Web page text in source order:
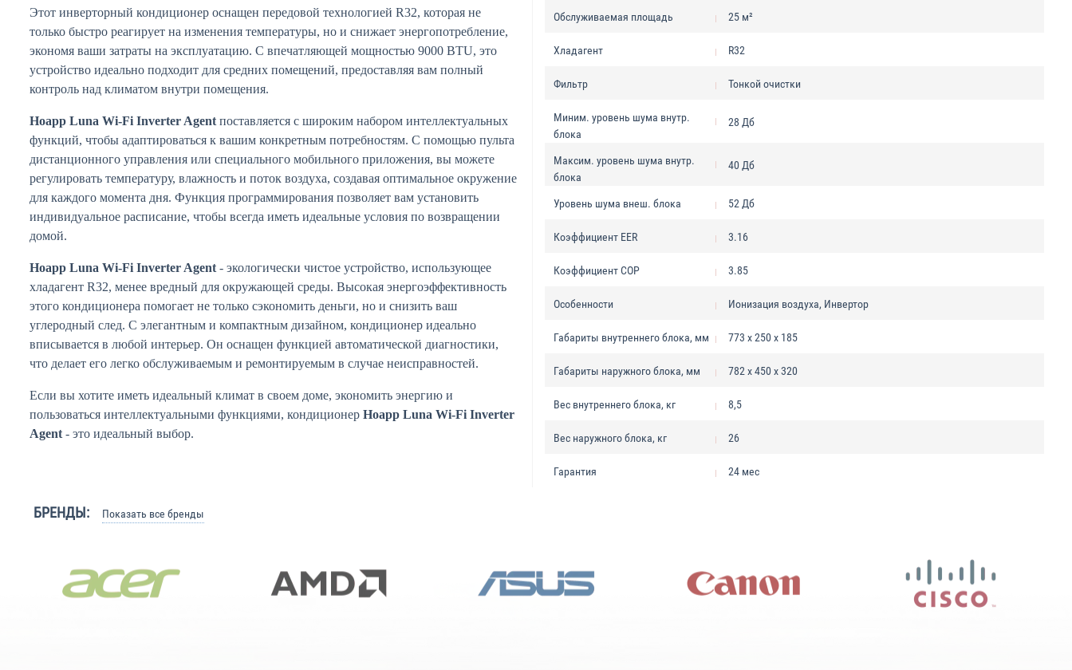
Этот инверторный кондиционер оснащен передовой технологией R32, которая не
только быстро реагирует на изменения температуры, но и снижает энергопотребление,
экономя ваши затраты на эксплуатацию. С впечатляющей мощностью 9000 BTU, это
устройство идеально подходит для средних помещений, предоставляя вам полный
контроль над климатом внутри помещения.
Hoapp Luna Wi-Fi Inverter Agent поставляется с широким набором интеллектуальных
функций, чтобы адаптироваться к вашим конкретным потребностям. С помощью пульта
дистанционного управления или специального мобильного приложения, вы можете
регулировать температуру, влажность и поток воздуха, создавая оптимальное окружение
для каждого момента дня. Функция программирования позволяет вам установить
индивидуальное расписание, чтобы всегда иметь идеальные условия по возвращении
домой.
Hoapp Luna Wi-Fi Inverter Agent - экологически чистое устройство, использующее
хладагент R32, менее вредный для окружающей среды. Высокая энергоэффективность
этого кондиционера помогает не только сэкономить деньги, но и снизить ваш
углеродный след. С элегантным и компактным дизайном, кондиционер идеально
вписывается в любой интерьер. Он оснащен функцией автоматической диагностики,
что делает его легко обслуживаемым и ремонтируемым в случае неисправностей.
Если вы хотите иметь идеальный климат в своем доме, экономить энергию и
пользоваться интеллектуальными функциями, кондиционер Hoapp Luna Wi-Fi Inverter
Agent - это идеальный выбор.
Обслуживаемая площадь 25 м²
Хладагент R32
Фильтр Тонкой очистки
Миним. уровень шума внутр.
блока
28 Дб
Максим. уровень шума внутр.
блока
40 Дб
Уровень шума внеш. блока 52 Дб
Коэффициент EER 3.16
Коэффициент COP 3.85
Особенности Ионизация воздуха, Инвертор
Габариты внутреннего блока, мм 773 x 250 x 185
Габариты наружного блока, мм 782 х 450 х 320
Вес внутреннего блока, кг 8,5
Вес наружного блока, кг 26
Гарантия 24 мес
БРЕНДЫ: Показать все бренды